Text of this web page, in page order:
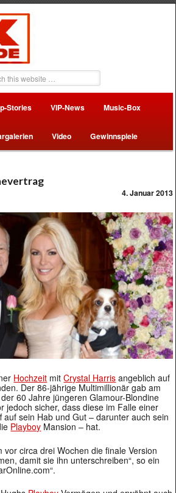
Stories VIP-News Music-Box
Video Gewinnspiele
4. Januar 2013
Hochzeit mitCrystal Harris angeblich auf
Der 86-jährige Multimillionär gab am
60 Jahre jüngeren Glamour-Blondine
jedoch sicher, dass diese im Falle einer
auf sein Hab und Gut – darunter auch sein
Playboy Mansion – hat.
vor circa drei Wochen die finale Version
damit sie ihn unterschreiben“, so ein